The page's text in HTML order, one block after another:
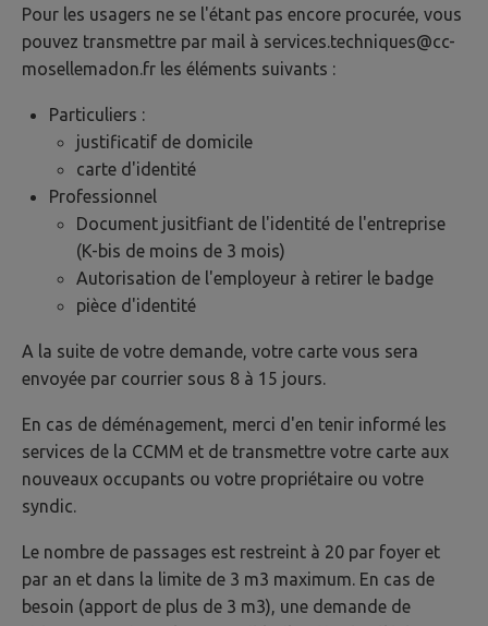
Pour les usagers ne se l'étant pas encore procurée, vous
pouvez transmettre par mail à services.techniques@cc-
mosellemadon.fr les éléments suivants :
Particuliers :
justificatif de domicile
carte d'identité
Professionnel
Document jusitfiant de l'identité de l'entreprise
(K-bis de moins de 3 mois)
Autorisation de l'employeur à retirer le badge
pièce d'identité
A la suite de votre demande, votre carte vous sera
envoyée par courrier sous 8 à 15 jours.
En cas de déménagement, merci d'en tenir informé les
services de la CCMM et de transmettre votre carte aux
nouveaux occupants ou votre propriétaire ou votre
syndic.
Le nombre de passages est restreint à 20 par foyer et
par an et dans la limite de 3 m3 maximum. En cas de
besoin (apport de plus de 3 m3), une demande de